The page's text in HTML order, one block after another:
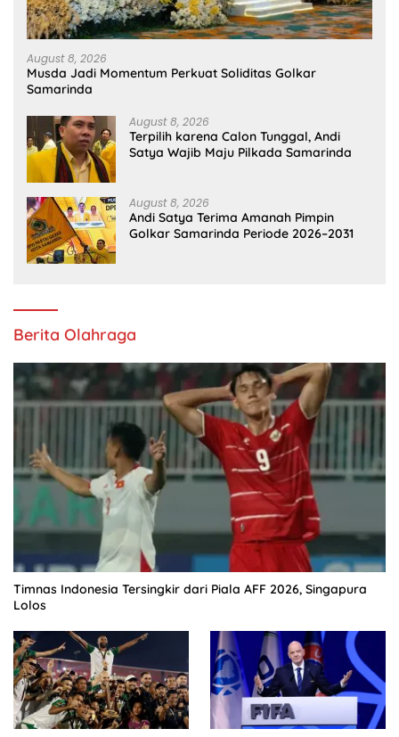
August 8, 2026
Musda Jadi Momentum Perkuat Soliditas Golkar
Samarinda
August 8, 2026
Terpilih karena Calon Tunggal, Andi
Satya Wajib Maju Pilkada Samarinda
August 8, 2026
Andi Satya Terima Amanah Pimpin
Golkar Samarinda Periode 2026–2031
Berita Olahraga
Timnas Indonesia Tersingkir dari Piala AFF 2026, Singapura
Lolos